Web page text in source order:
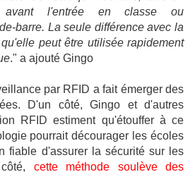
l'entrée en classe ou
barre. La seule différence avec la
peut être utilisée rapidement
." a ajouté Gingo
par RFID a fait émerger des
D'un côté, Gingo et d'autres
RFID estiment qu'étouffer à ce
pourrait décourager les écoles
fiable d'assurer la sécurité sur les
cette méthode soulève des